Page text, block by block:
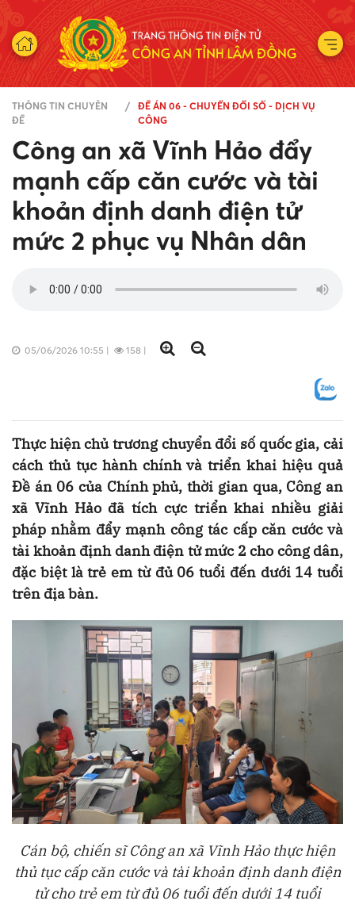
THÔNG TIN CHUYÊN
ĐỀ
ĐỀ ÁN 06 - CHUYỂN ĐỔI SỐ - DỊCH VỤ
CÔNG
Công an xã Vĩnh Hảo đẩy
mạnh cấp căn cước và tài
khoản định danh điện tử
mức 2 phục vụ Nhân dân
05/06/2026 10:55 | 158 |
Thực hiện chủ trương chuyển đổi số quốc gia, cải
cách thủ tục hành chính và triển khai hiệu quả
Đề án 06 của Chính phủ, thời gian qua, Công an
xã Vĩnh Hảo đã tích cực triển khai nhiều giải
pháp nhằm đẩy mạnh công tác cấp căn cước và
tài khoản định danh điện tử mức 2 cho công dân,
đặc biệt là trẻ em từ đủ 06 tuổi đến dưới 14 tuổi
trên địa bàn.
Cán bộ, chiến sĩ Công an xã Vĩnh Hảo thực hiện
thủ tục cấp căn cước và tài khoản định danh điện
tử cho trẻ em từ đủ 06 tuổi đến dưới 14 tuổi